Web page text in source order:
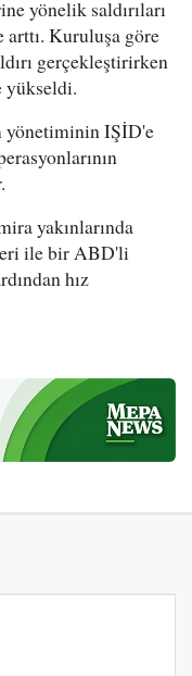
yönelik saldırıları
arttı. Kuruluşa göre
gerçekleştirirken
yükseldi.
yönetiminin IŞİD'e
yakınlarında
ile bir ABD'li
hız